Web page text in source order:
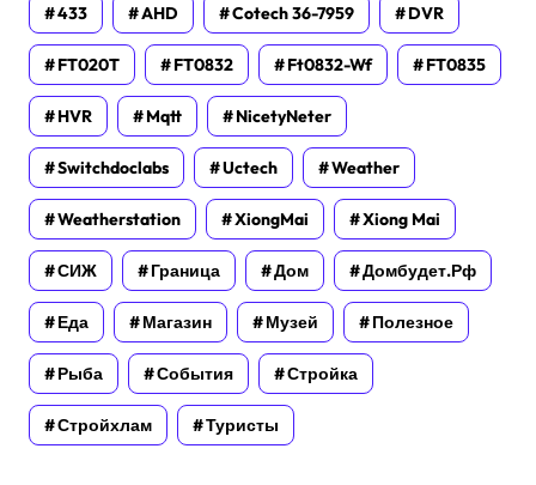
433 AHD Cotech 36-7959 DVR
FT020T FT0832 Ft0832-Wf FT0835
HVR Mqtt NicetyNeter
Switchdoclabs Uctech Weather
Weatherstation XiongMai Xiong Mai
СИЖ Граница Дом Домбудет.рф
Еда Магазин Музей Полезное
Рыба События Стройка
Стройхлам Туристы